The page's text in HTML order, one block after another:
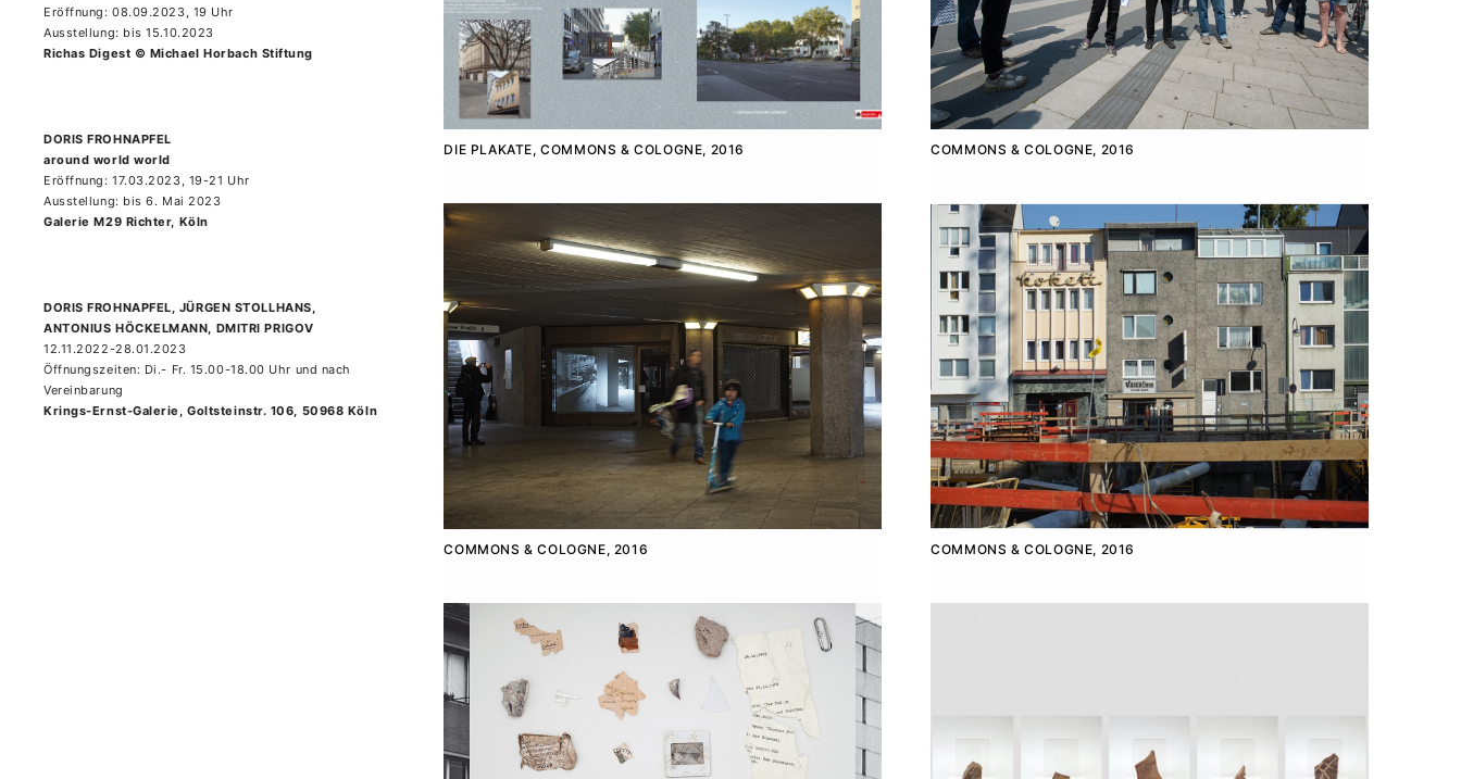
DIE PLAKATE, COMMONS & COLOGNE, 2016 COMMONS & COLOGNE, 2016
COMMONS & COLOGNE, 2016 COMMONS & COLOGNE, 2016
Eröffnung: 08.09.2023, 19 Uhr
Ausstellung: bis 15.10.2023
Richas Digest © Michael Horbach Stiftung
DORIS FROHNAPFEL
around world world
Eröffnung: 17.03.2023, 19-21 Uhr
Ausstellung: bis 6. Mai 2023
Galerie M29 Richter, Köln
DORIS FROHNAPFEL, JÜRGEN STOLLHANS,
ANTONIUS HÖCKELMANN, DMITRI PRIGOV
12.11.2022-28.01.2023
Öffnungszeiten: Di.- Fr. 15.00-18.00 Uhr und nach
Vereinbarung
Krings-Ernst-Galerie, Goltsteinstr. 106, 50968 Köln